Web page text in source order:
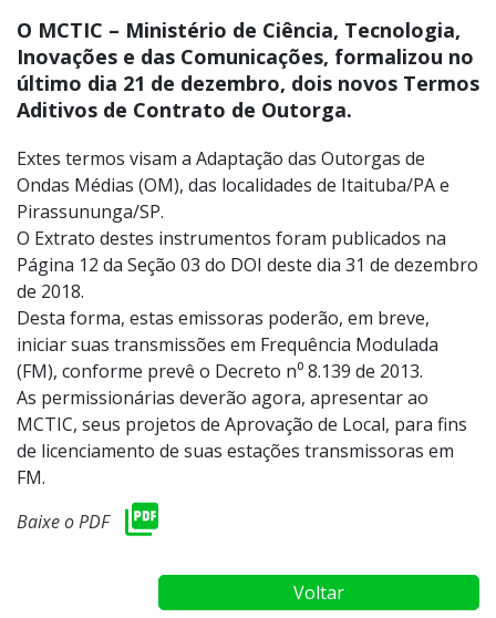
O MCTIC – Ministério de Ciência, Tecnologia,
Inovações e das Comunicações, formalizou no
último dia 21 de dezembro, dois novos Termos
Aditivos de Contrato de Outorga.
Extes termos visam a Adaptação das Outorgas de
Ondas Médias (OM), das localidades de Itaituba/PA e
Pirassununga/SP.
O Extrato destes instrumentos foram publicados na
Página 12 da Seção 03 do DOI deste dia 31 de dezembro
de 2018.
Desta forma, estas emissoras poderão, em breve,
iniciar suas transmissões em Frequência Modulada
(FM), conforme prevê o Decreto n⁰ 8.139 de 2013.
As permissionárias deverão agora, apresentar ao
MCTIC, seus projetos de Aprovação de Local, para fins
de licenciamento de suas estações transmissoras em
FM.
Baixe o PDF
Voltar